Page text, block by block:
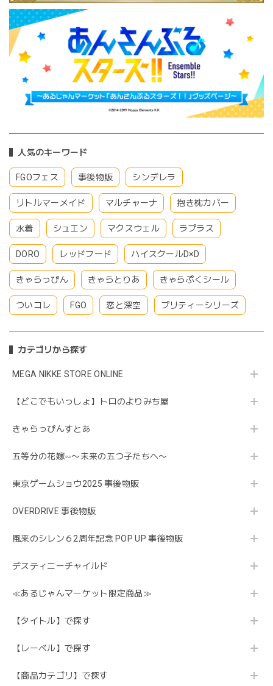
人気のキーワード
FGOフェス 事後物販 シンデレラ
リトルマーメイド マルチャーナ 抱き枕カバー
水着 シュエン マクスウェル ラプラス
DORO レッドフード ハイスクールD×D
きゃらっぴん きゃらとりあ きゃらぷくシール
ついコレ FGO 恋と深空 プリティーシリーズ
カテゴリから探す
MEGA NIKKE STORE ONLINE
【どこでもいっしょ】トロのよりみち屋
きゃらっぴんすとあ
五等分の花嫁∽〜未来の五つ子たちへ〜
東京ゲームショウ2025 事後物販
OVERDRIVE 事後物販
風来のシレン６2周年記念 POP UP 事後物販
デスティニーチャイルド
≪あるじゃんマーケット限定商品≫
【タイトル】で探す
【レーベル】で探す
【商品カテゴリ】で探す